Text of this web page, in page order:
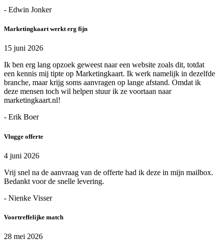
- Edwin Jonker
Marketingkaart werkt erg fijn
15 juni 2026
Ik ben erg lang opzoek geweest naar een website zoals dit, totdat
een kennis mij tipte op Marketingkaart. Ik werk namelijk in dezelfde
branche, maar krijg soms aanvragen op lange afstand. Omdat ik
deze mensen toch wil helpen stuur ik ze voortaan naar
marketingkaart.nl!
- Erik Boer
Vlugge offerte
4 juni 2026
Vrij snel na de aanvraag van de offerte had ik deze in mijn mailbox.
Bedankt voor de snelle levering.
- Nienke Visser
Voortreffelijke match
28 mei 2026